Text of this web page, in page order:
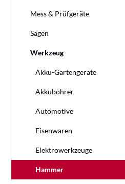
Mess & Prüfgeräte
Sägen
Werkzeug
Akku-Gartengeräte
Akkubohrer
Automotive
Eisenwaren
Elektrowerkzeuge
Hammer